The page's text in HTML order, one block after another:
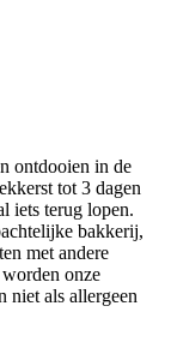
ontdooien in de
tot 3 dagen
iets terug lopen.
bakkerij,
met andere
onze
niet als allergeen